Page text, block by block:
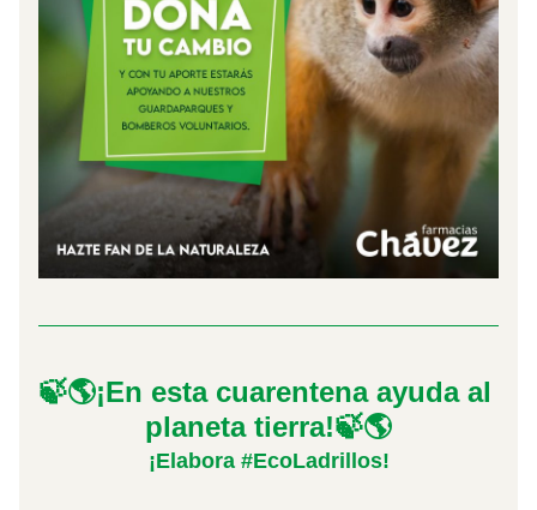
🍃🌎¡En esta cuarentena ayuda al
planeta tierra!🍃🌎
¡Elabora #EcoLadrillos!